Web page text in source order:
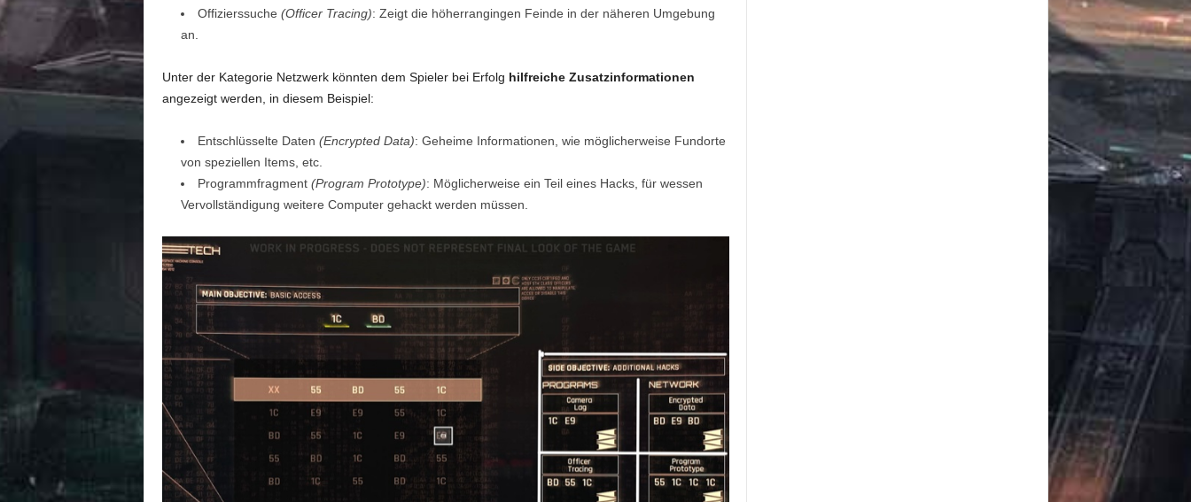
Offizierssuche (Officer Tracing): Zeigt die höherrangingen Feinde in der näheren Umgebung
an.
Unter der Kategorie Netzwerk könnten dem Spieler bei Erfolg hilfreiche Zusatzinformationen
angezeigt werden, in diesem Beispiel:
Entschlüsselte Daten (Encrypted Data): Geheime Informationen, wie möglicherweise Fundorte
von speziellen Items, etc.
Programmfragment (Program Prototype): Möglicherweise ein Teil eines Hacks, für wessen
Vervollständigung weitere Computer gehackt werden müssen.